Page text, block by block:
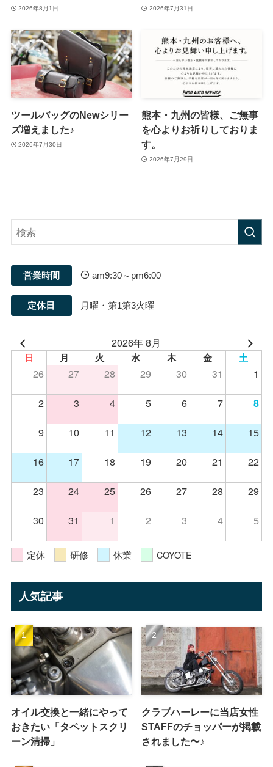
2026年8月1日 2026年7月31日
ツールバッグのNewシリー
ズ増えました♪
2026年7月30日
熊本・九州の皆様、ご無事
を心よりお祈りしておりま
す。
2026年7月29日
営業時間 am9:30～pm6:00
定休日 月曜・第1第3火曜
2026年 8月
日 月 火 水 木 金 土
26 27 28 29 30 31
1
2
3 4 5 6 7 8
9 10 11 12 13 14
15
16
17 18 19 20 21
22
23
24 25 26 27 28
29
30
31 1 2 3 4 5
定休 研修 休業 COYOTE
人気記事
オイル交換と一緒にやって
おきたい「タペットスクリ
ーン清掃」
クラブハーレーに当店女性
STAFFのチョッパーが掲載
されました〜♪